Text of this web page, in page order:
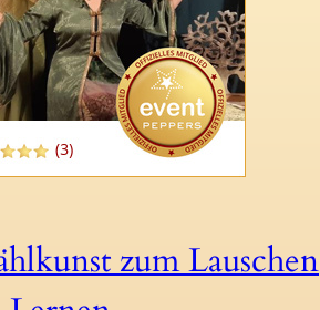
zum Lauschen